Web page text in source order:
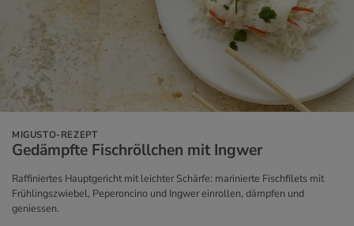
MIGUSTO-REZEPT
Ge­dämpf­te Fischröll­chen mit Ing­wer
Raffiniertes Hauptgericht mit leichter Schärfe: marinierte Fischfilets mit
Frühlingszwiebel, Peperoncino und Ingwer einrollen, dämpfen und
geniessen.